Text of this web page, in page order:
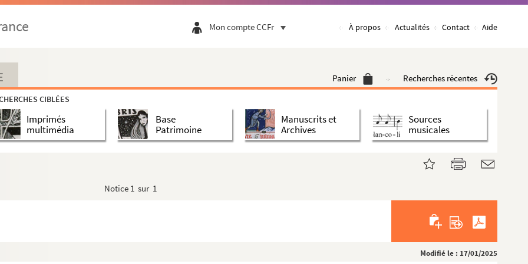
Mon compte CCFr À propos Actualités Contact Aide
Panier Recherches récentes
CIBLÉES
Imprimés
multimédia
Base
Patrimoine
Manuscrits et
Archives
Sources
musicales
Notice 1 sur 1
Modifié le : 17/01/2025